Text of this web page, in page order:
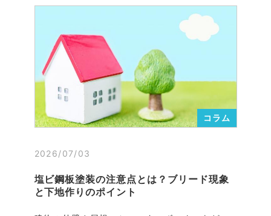
コラム
2026/07/03
塩ビ鋼板塗装の注意点とは？ブリード現象
と下地作りのポイント